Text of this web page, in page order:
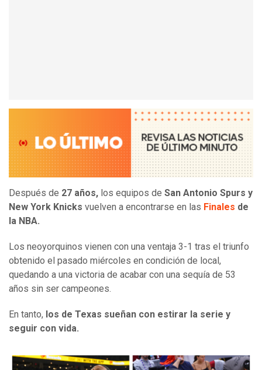
Después de 27 años, los equipos de San Antonio Spurs y
New York Knicks vuelven a encontrarse en las Finales de
la NBA.
Los neoyorquinos vienen con una ventaja 3-1 tras el triunfo
obtenido el pasado miércoles en condición de local,
quedando a una victoria de acabar con una sequía de 53
años sin ser campeones.
En tanto, los de Texas sueñan con estirar la serie y
seguir con vida.